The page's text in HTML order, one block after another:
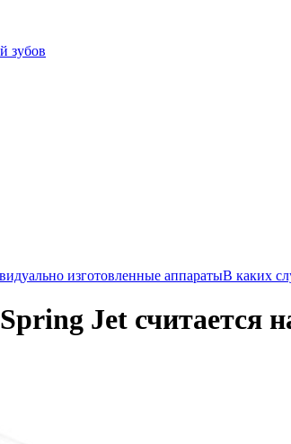
зубов
изготовленные аппаратыВ каких
Jet